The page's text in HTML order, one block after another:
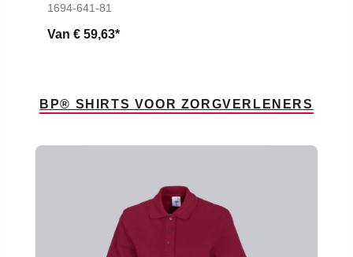
1694-641-81
Van € 59,63*
BP® SHIRTS VOOR ZORGVERLENERS
Productgalerij overslaan